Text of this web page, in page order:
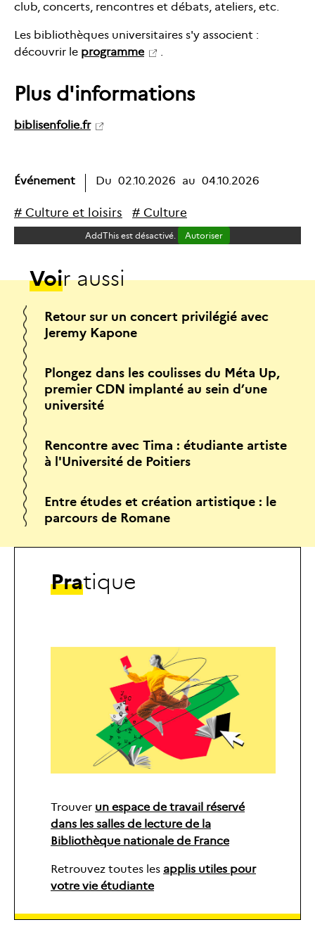
club, concerts, rencontres et débats, ateliers, etc.
Les bibliothèques universitaires s'y associent :
découvrir le programme .
Plus d'informations
biblisenfolie.fr
Événement Du 02.10.2026 au 04.10.2026
# Culture et loisirs # Culture
AddThis est désactivé. Autoriser
Voir aussi
Retour sur un concert privilégié avec
Jeremy Kapone
Plongez dans les coulisses du Méta Up,
premier CDN implanté au sein d’une
université
Rencontre avec Tima : étudiante artiste
à l'Université de Poitiers
Entre études et création artistique : le
parcours de Romane
Pratique
Trouver un espace de travail réservé
dans les salles de lecture de la
Bibliothèque nationale de France
Retrouvez toutes les applis utiles pour
votre vie étudiante